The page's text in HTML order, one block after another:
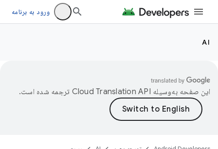
ورود به برنامه
AI
این صفحه به‌وسیله ترجمه شده است.